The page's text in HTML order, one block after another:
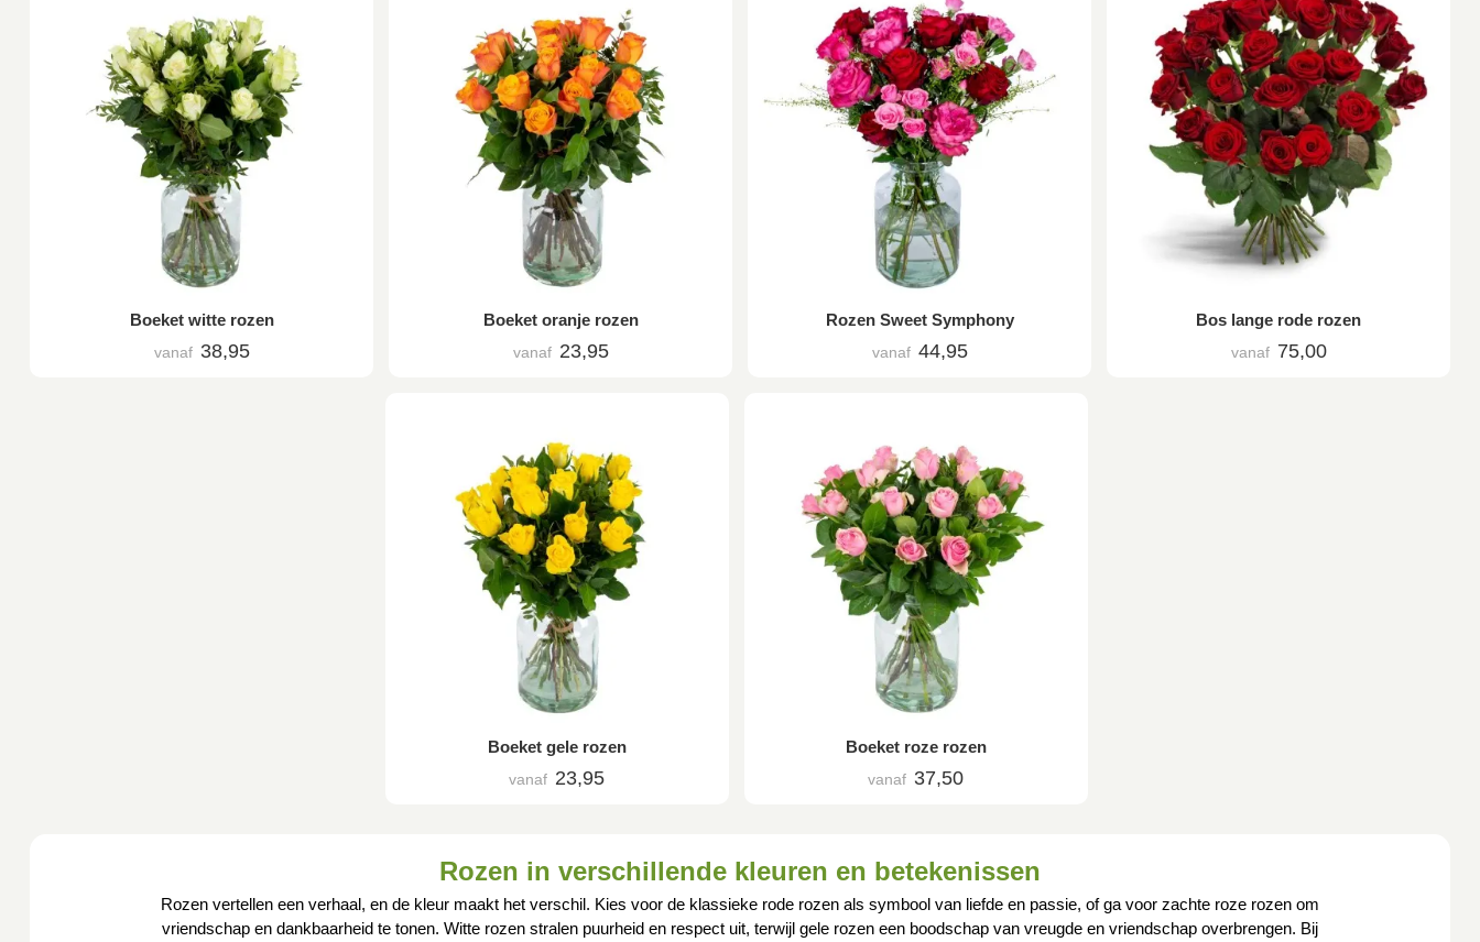
Boeket witte rozen
vanaf 38,95
Boeket oranje rozen
vanaf 23,95
Rozen Sweet Symphony
vanaf 44,95
Bos lange rode rozen
vanaf 75,00
Boeket gele rozen
vanaf 23,95
Boeket roze rozen
vanaf 37,50
Rozen in verschillende kleuren en betekenissen
Rozen vertellen een verhaal, en de kleur maakt het verschil. Kies voor de klassieke rode rozen als symbool van liefde en passie, of ga voor zachte roze rozen om
vriendschap en dankbaarheid te tonen. Witte rozen stralen puurheid en respect uit, terwijl gele rozen een boodschap van vreugde en vriendschap overbrengen. Bij